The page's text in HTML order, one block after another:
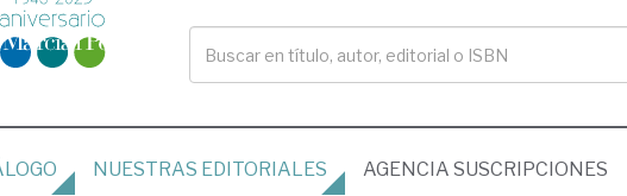
NUESTRAS EDITORIALES AGENCIA SUSCRIPCIONES